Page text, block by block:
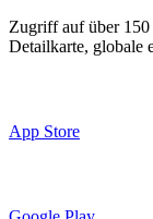
Zugriff auf über
Detailkarte, globale
App Store